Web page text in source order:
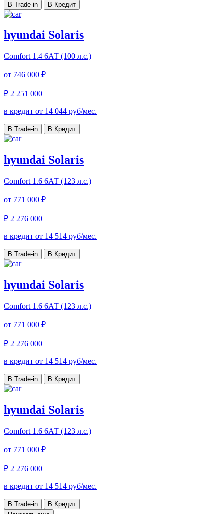
В Trade-in В Кредит
hyundai Solaris
Comfort 1.4 6АТ (100 л.с.)
от 746 000 ₽
₽ 2 251 000
в кредит от 14 044 руб/мес.
В Trade-in В Кредит
hyundai Solaris
Comfort 1.6 6АТ (123 л.с.)
от 771 000 ₽
₽ 2 276 000
в кредит от 14 514 руб/мес.
В Trade-in В Кредит
hyundai Solaris
Comfort 1.6 6АТ (123 л.с.)
от 771 000 ₽
₽ 2 276 000
в кредит от 14 514 руб/мес.
В Trade-in В Кредит
hyundai Solaris
Comfort 1.6 6АТ (123 л.с.)
от 771 000 ₽
₽ 2 276 000
в кредит от 14 514 руб/мес.
В Trade-in
В Кредит